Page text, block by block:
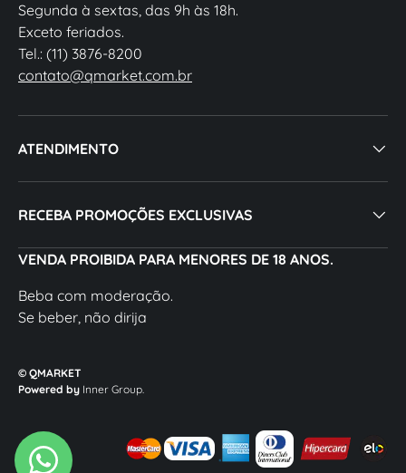
Segunda à sextas, das 9h às 18h.
Exceto feriados.
Tel.: (11) 3876-8200
contato@qmarket.com.br
ATENDIMENTO
RECEBA PROMOÇÕES EXCLUSIVAS
VENDA PROIBIDA PARA MENORES DE 18 ANOS.
Beba com moderação.
Se beber, não dirija
© QMARKET
Powered by Inner Group.